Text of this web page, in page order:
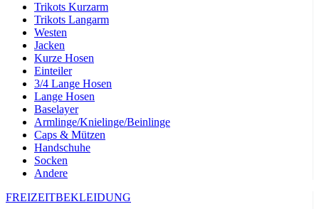
Trikots Kurzarm
Trikots Langarm
Westen
Jacken
Kurze Hosen
Einteiler
3/4 Lange Hosen
Lange Hosen
Baselayer
Armlinge/Knielinge/Beinlinge
Caps & Mützen
Handschuhe
Socken
Andere
FREIZEITBEKLEIDUNG